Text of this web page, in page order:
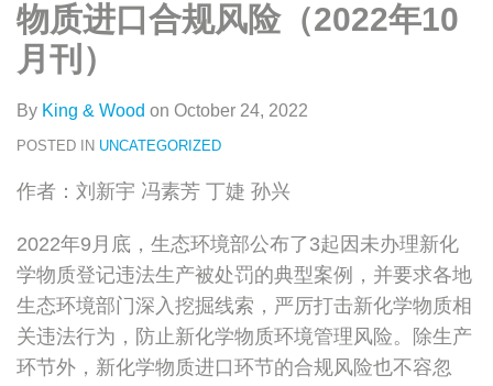
物质进口合规风险（2022年10
月刊）
By King & Wood on October 24, 2022
POSTED IN UNCATEGORIZED
作者：刘新宇 冯素芳 丁婕 孙兴
2022年9月底，生态环境部公布了3起因未办理新化
学物质登记违法生产被处罚的典型案例，并要求各地
生态环境部门深入挖掘线索，严厉打击新化学物质相
关违法行为，防止新化学物质环境管理风险。除生产
环节外，新化学物质进口环节的合规风险也不容忽